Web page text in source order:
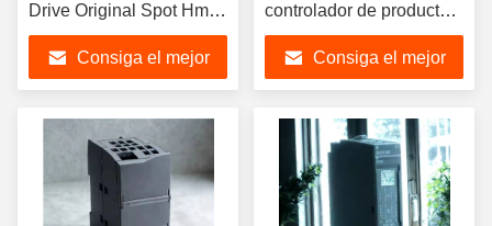
Drive Original Spot Hmi
Plc Module APBU-44C
Consiga el mejor
controlador de producto
duradero plc módulo IO
nuevo y original
6ES5700-8MB21
Consiga el mejor